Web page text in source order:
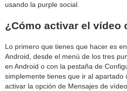
usando la purple social.
¿Cómo activar el vídeo
Lo primero que tienes que hacer es
Android, desde el menú de los tres
en Android o con la pestaña de
simplemente tienes que ir al apartado
activar la opción de Mensajes de